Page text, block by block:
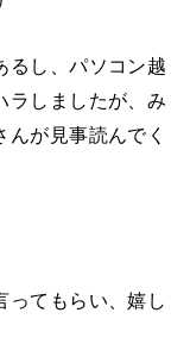
るし、パソコン越
ラしましたが、み
が見事読んでく
ってもらい、嬉し